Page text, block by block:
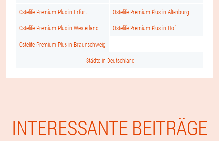
Ostelife Premium Plus in Erfurt Ostelife Premium Plus in Altenburg
Ostelife Premium Plus in Westerland Ostelife Premium Plus in Hof
Ostelife Premium Plus in Braunschweig
Städte in Deutschland
INTERESSANTE BEITRÄGE